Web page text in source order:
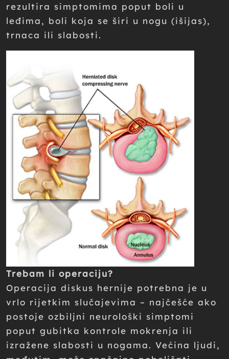
rezultira simptomima poput boli u
leđima, boli koja se širi u nogu (išijas),
trnaca ili slabosti.
Trebam li operaciju?
Operacija diskus hernije potrebna je u
vrlo rijetkim slučajevima – najčešće ako
postoje ozbiljni neurološki simptomi
poput gubitka kontrole mokrenja ili
izražene slabosti u nogama. Većina ljudi,